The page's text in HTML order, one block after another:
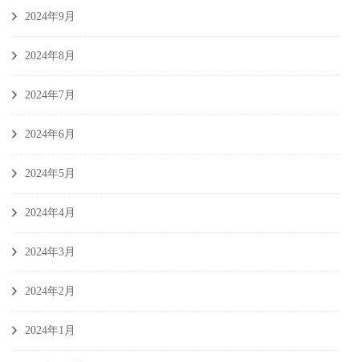
2024年9月
2024年8月
2024年7月
2024年6月
2024年5月
2024年4月
2024年3月
2024年2月
2024年1月